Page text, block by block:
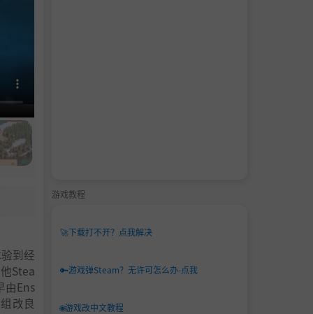
到经
Stea
由Ens
改良
游戏教程
🚀下载打不开？点我解决
🔑游戏弹Steam？无许可怎么办-点我
🌐游戏改中文教程